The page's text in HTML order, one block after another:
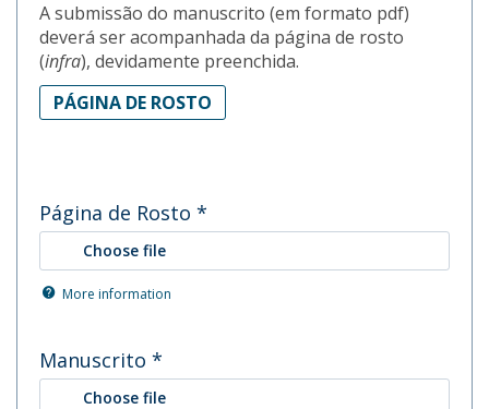
A submissão do manuscrito (em formato pdf)
deverá ser acompanhada da página de rosto
(infra), devidamente preenchida.
PÁGINA DE ROSTO
Página de Rosto *
Choose file
More information
Manuscrito *
Choose file